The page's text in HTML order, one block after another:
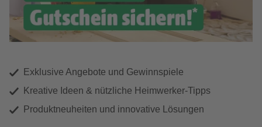
Exklusive Angebote und Gewinnspiele
Kreative Ideen & nützliche Heimwerker-Tipps
Produktneuheiten und innovative Lösungen